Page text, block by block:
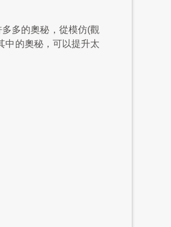
多的奧秘，從模仿(觀
中的奧秘，可以提升太